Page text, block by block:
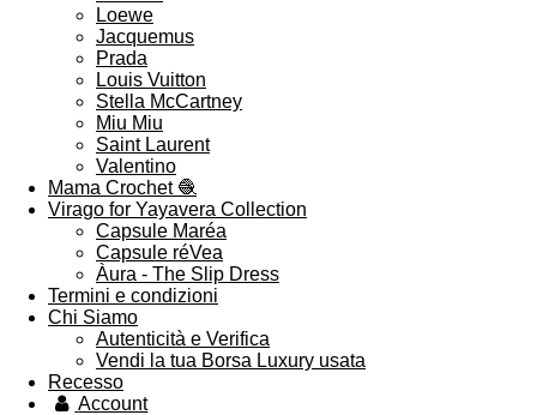
Loewe
Jacquemus
Prada
Louis Vuitton
Stella McCartney
Miu Miu
Saint Laurent
Valentino
Mama Crochet 🧶
Virago for Yayavera Collection
Capsule Maréa
Capsule réVea
Àura - The Slip Dress
Termini e condizioni
Chi Siamo
Autenticità e Verifica
Vendi la tua Borsa Luxury usata
Recesso
Account